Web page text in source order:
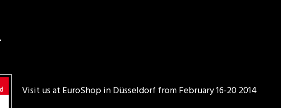
Visit us at EuroShop in Düsseldorf from February 16-20 2014